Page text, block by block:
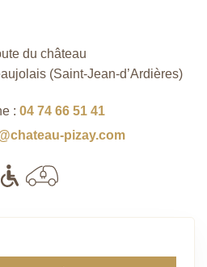
du château
(Saint‑Jean‑d’Ardières)
: 04 74 66 51 41
pizay.com